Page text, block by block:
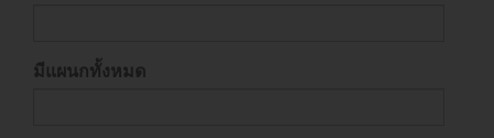
มีแผนกทั้งหมด